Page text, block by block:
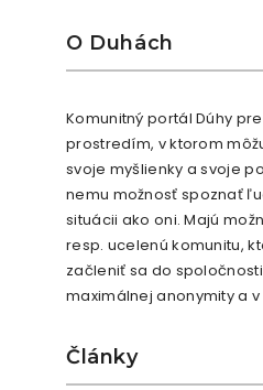
O Duhách
Komunitný portál Dúhy pre
prostredím, v ktorom
svoje myšlienky a svoje
nemu možnosť spoznať
situácii ako oni. Majú
resp. ucelenú komunitu,
začleniť sa do
maximálnej anonymity a
Články